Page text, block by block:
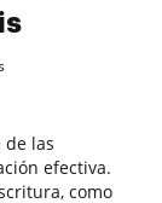
las
efectiva.
como